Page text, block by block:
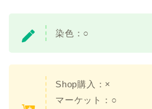
染色： ○
Shop購入：×
マーケット：○